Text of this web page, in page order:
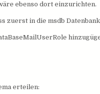
ebenso dort einzurichten.
zuerst in die msdb
erteilen: